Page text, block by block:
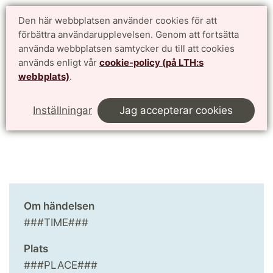
Den här webbplatsen använder cookies för att
förbättra användarupplevelsen. Genom att fortsätta
använda webbplatsen samtycker du till att cookies
används enligt vår cookie-policy (på LTH:s
webbplats).
Inställningar Jag accepterar cookies
Doktorandwebben LTH
för antagna doktorander vid Lunds Tekniska Högskola English
This page in English
Om händelsen
###TIME###
Plats
###PLACE###